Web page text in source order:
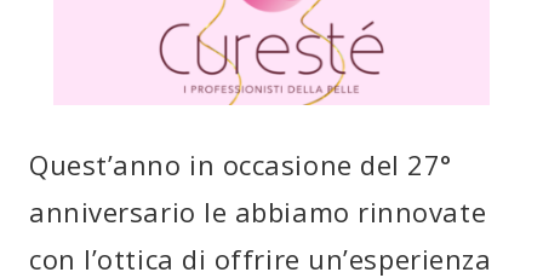
Quest’anno in occasione del 27°
anniversario le abbiamo rinnovate
con l’ottica di offrire un’esperienza